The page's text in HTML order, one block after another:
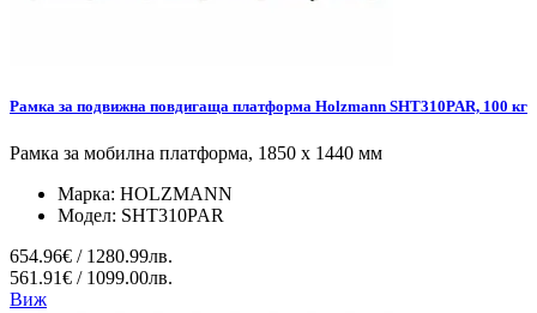
Рамка за подвижна повдигаща платформа Holzmann SHT310PAR, 100 кг
Рамка за мобилна платформа, 1850 х 1440 мм
Марка: HOLZMANN
Модел: SHT310PAR
654.96€ / 1280.99лв.
561.91€ / 1099.00лв.
Виж